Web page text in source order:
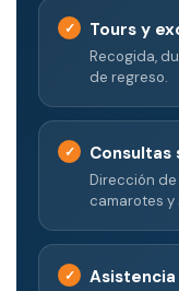
Tours y
Recogida,
de regreso.
Dirección
camarotes